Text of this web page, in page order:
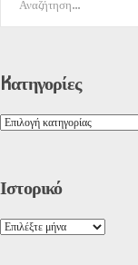
Kατηγορίες
Ιστορικό